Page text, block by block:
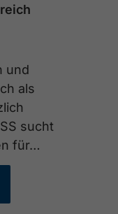
und
als
sucht
für…